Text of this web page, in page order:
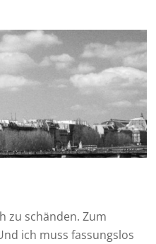
zu schänden. Zum
ich muss fassungslos